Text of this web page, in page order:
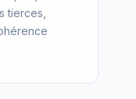
tierces,